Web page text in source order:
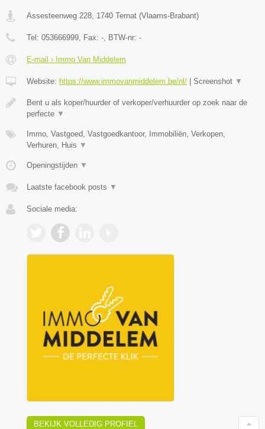
Assesteenweg 228 1740 Ternat (Vlaams-Brabant)
Tel: 053666999 , Fax: - , BTW-nr: -
E-mail › Immo Van Middelem
Website: https://www.immovanmiddelem.be/nl/ Screenshot ▼
Bent u als koper/huurder of verkoper/verhuurder op zoek naar de
perfecte ▼
Immo, Vastgoed, Vastgoedkantoor, Immobiliën, Verkopen,
Verhuren, Huis ▼
Openingstijden ▼
Laatste facebook posts ▼
Sociale media:
BEKIJK VOLLEDIG PROFIEL